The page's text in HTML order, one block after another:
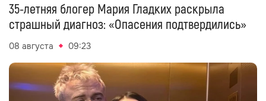
35-летняя блогер Мария Гладких раскрыла
страшный диагноз: «Опасения подтвердились»
08 августа 09:23